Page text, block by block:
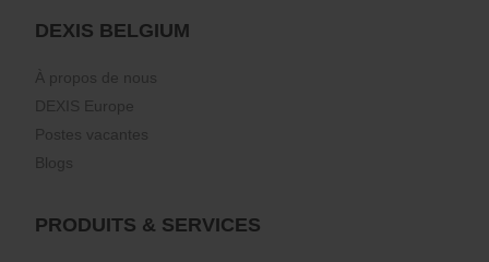
DEXIS BELGIUM
À propos de nous
DEXIS Europe
Postes vacantes
Blogs
PRODUITS & SERVICES